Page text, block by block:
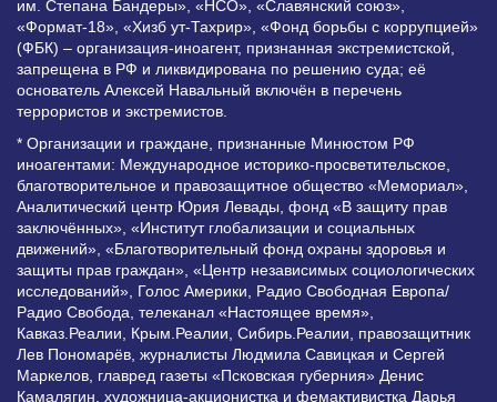
им. Степана Бандеры», «НСО», «Славянский союз»,
«Формат-18», «Хизб ут-Тахрир», «Фонд борьбы с коррупцией»
(ФБК) – организация-иноагент, признанная экстремистской,
запрещена в РФ и ликвидирована по решению суда; её
основатель Алексей Навальный включён в перечень
террористов и экстремистов.
* Организации и граждане, признанные Минюстом РФ
иноагентами: Международное историко-просветительское,
благотворительное и правозащитное общество «Мемориал»,
Аналитический центр Юрия Левады, фонд «В защиту прав
заключённых», «Институт глобализации и социальных
движений», «Благотворительный фонд охраны здоровья и
защиты прав граждан», «Центр независимых социологических
исследований», Голос Америки, Радио Свободная Европа/
Радио Свобода, телеканал «Настоящее время»,
Кавказ.Реалии, Крым.Реалии, Сибирь.Реалии, правозащитник
Лев Пономарёв, журналисты Людмила Савицкая и Сергей
Маркелов, главред газеты «Псковская губерния» Денис
Камалягин, художница-акционистка и фемактивистка Дарья